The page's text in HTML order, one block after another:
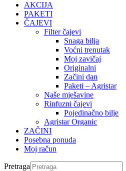
AKCIJA
PAKETI
ČAJEVI
Filter čajevi
Snaga bilja
Voćni trenutak
Moj zavičaj
Originalni
Začini dan
Paketi – Agristar
Naše mješavine
Rinfuzni čajevi
Pojedinačno bilje
Agristar Organic
ZAČINI
Posebna ponuda
Moj račun
Pretraga